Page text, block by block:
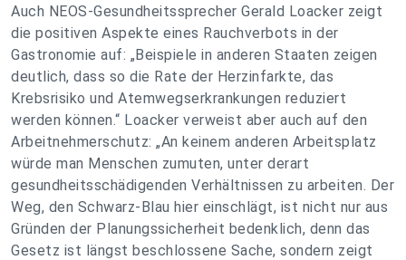
Auch NEOS-Gesundheitssprecher Gerald Loacker zeigt
die positiven Aspekte eines Rauchverbots in der
Gastronomie auf: „Beispiele in anderen Staaten zeigen
deutlich, dass so die Rate der Herzinfarkte, das
Krebsrisiko und Atemwegserkrankungen reduziert
werden können.“ Loacker verweist aber auch auf den
Arbeitnehmerschutz: „An keinem anderen Arbeitsplatz
würde man Menschen zumuten, unter derart
gesundheitsschädigenden Verhältnissen zu arbeiten. Der
Weg, den Schwarz-Blau hier einschlägt, ist nicht nur aus
Gründen der Planungssicherheit bedenklich, denn das
Gesetz ist längst beschlossene Sache, sondern zeigt